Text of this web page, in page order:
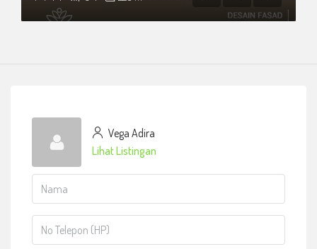
Vega Adira
Lihat Listingan